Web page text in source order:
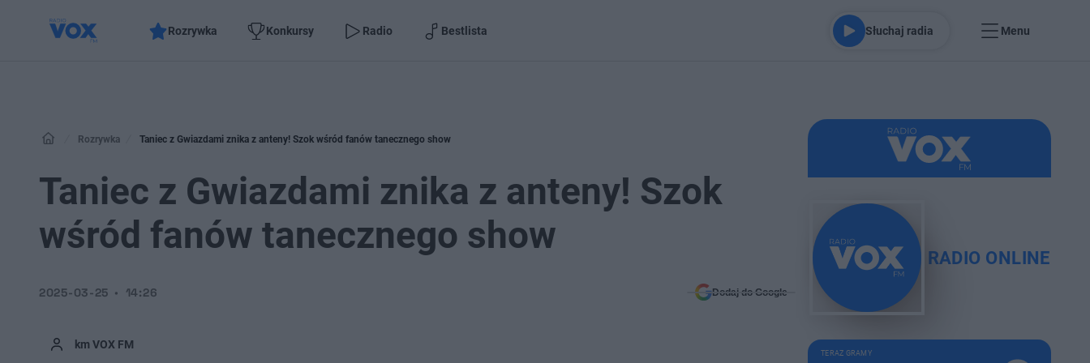
Rozrywka Konkursy Radio Bestlista Słuchaj radia Menu
Rozrywka Taniec z Gwiazdami znika z anteny! Szok wśród fanów tanecznego show
Taniec z Gwiazdami znika z anteny! Szok
wśród fanów tanecznego show
km VOX FM
2025-03-25 14:26 Dodaj do Google
RADIO ONLINE
TERAZ GRAMY